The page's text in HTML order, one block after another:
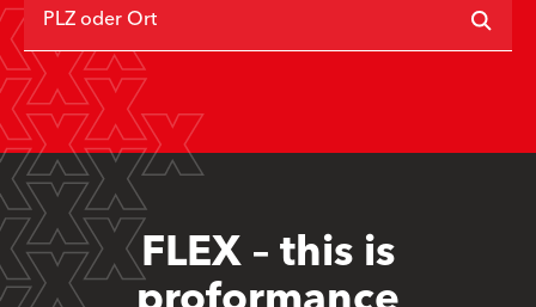
PLZ oder Ort
FLEX – this is